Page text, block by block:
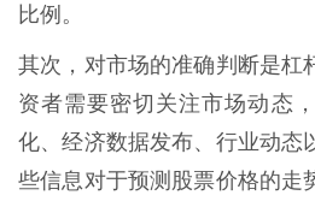
比例。
其次，对市场的准确判断是杠
资者需要密切关注市场动态
化、经济数据发布、行业动态
些信息对于预测股票价格的走